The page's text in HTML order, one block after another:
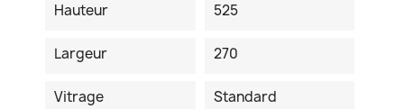
Hauteur
525
Largeur 270
Vitrage Standard